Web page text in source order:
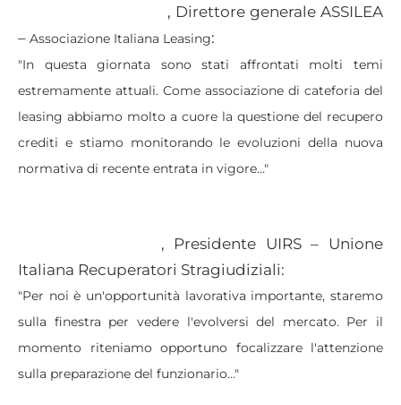
, Direttore generale ASSILEA
– Associazione Italiana Leasing:
"In questa giornata sono stati affrontati molti temi
estremamente attuali. Come associazione di cateforia del
leasing abbiamo molto a cuore la questione del recupero
crediti e stiamo monitorando le evoluzioni della nuova
normativa di recente entrata in vigore…"
, Presidente UIRS – Unione
Italiana Recuperatori Stragiudiziali:
"Per noi è un'opportunità lavorativa importante, staremo
sulla finestra per vedere l'evolversi del mercato. Per il
momento riteniamo opportuno focalizzare l'attenzione
sulla preparazione del funzionario…"